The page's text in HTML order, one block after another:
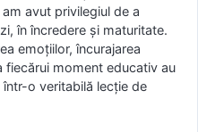
avut privilegiul de a
în încredere și maturitate.
emoțiilor, încurajarea
fiecărui moment educativ au
o veritabilă lecție de